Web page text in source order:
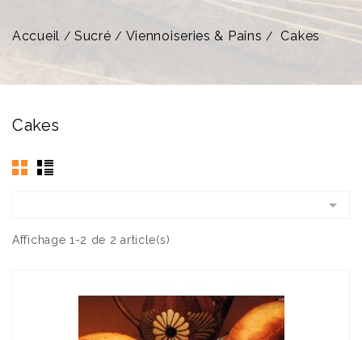
Accueil Sucré Viennoiseries & Pains Cakes
Cakes

Affichage 1-2 de 2 article(s)